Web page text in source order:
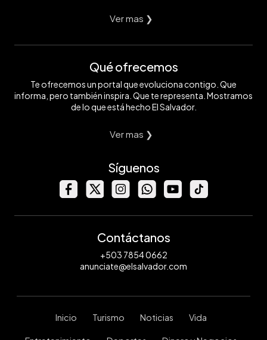
Ver mas ❯
Qué ofrecemos
Te ofrecemos un portal que evoluciona contigo. Que
informa, pero también inspira. Que te representa. Mostramos
de lo que está hecho El Salvador.
Ver mas ❯
Síguenos
Contáctanos
+503 7854 0662
anunciate@elsalvador.com
Inicio Turismo Noticias Vida